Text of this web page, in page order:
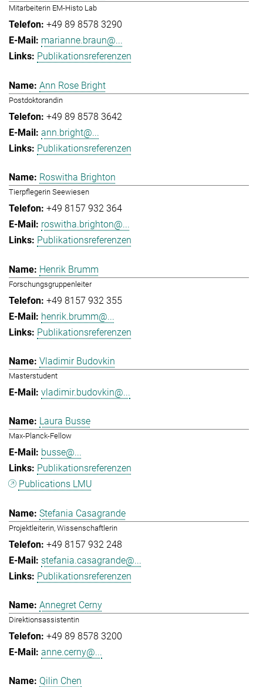
Mitarbeiterin EM-Histo Lab
+49 89 8578 3290
marianne.braun@...
Publikationsreferenzen
Ann Rose Bright
Postdoktorandin
+49 89 8578 3642
ann.bright@...
Publikationsreferenzen
Roswitha Brighton
Tierpflegerin Seewiesen
+49 8157 932 364
roswitha.brighton@...
Publikationsreferenzen
Henrik Brumm
Forschungsgruppenleiter
+49 8157 932 355
henrik.brumm@...
Publikationsreferenzen
Vladimir Budovkin
Masterstudent
vladimir.budovkin@...
Laura Busse
Max-Planck-Fellow
busse@...
Publikationsreferenzen
Publications LMU
Stefania Casagrande
Projektleiterin, Wissenschaftlerin
+49 8157 932 248
stefania.casagrande@...
Publikationsreferenzen
Annegret Cerny
Direktionsassistentin
+49 89 8578 3200
anne.cerny@...
Qilin Chen